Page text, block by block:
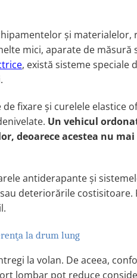
şi
mici, aparate de măsură
, există sisteme speciale
fixare şi curelele elastice
Un vehicul
deoarece acestea nu
antiderapante şi
deteriorările
la drum lung
la volan. De aceea,
lombar pot reduce